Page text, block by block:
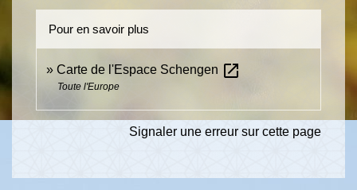
Pour en savoir plus
Carte de l'Espace Schengen open_in_new
Toute l'Europe
Signaler une erreur sur cette page